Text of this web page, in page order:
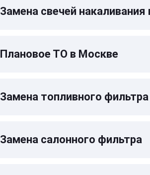
Замена свечей накаливания
Плановое ТО в Москве
Замена топливного фильтра
Замена салонного фильтра